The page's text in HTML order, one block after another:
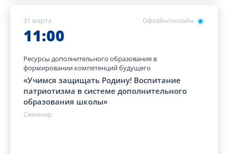
Офлайн/онлайн
31 марта
11:00
Ресурсы дополнительного образования в
формировании компетенций будущего
«Учимся защищать Родину! Воспитание
патриотизма в системе дополнительного
образования школы»
Семинар